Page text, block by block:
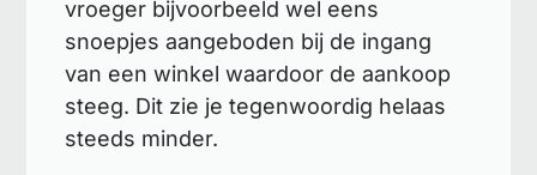
vroeger bijvoorbeeld wel eens
snoepjes aangeboden bij de ingang
van een winkel waardoor de aankoop
steeg. Dit zie je tegenwoordig helaas
steeds minder.